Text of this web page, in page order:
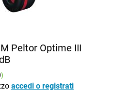
Peltor Optime III
)
accedi o registrati